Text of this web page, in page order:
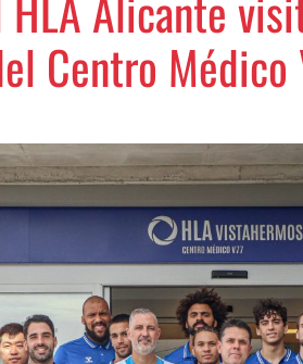
Centro Médico